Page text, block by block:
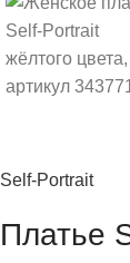
Self-Portrait
Платье